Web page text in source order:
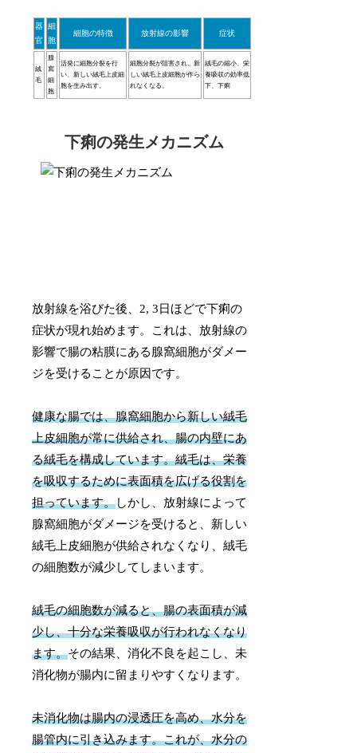
器
官
細
胞
細胞の特徴 放射線の影響 症状
絨
毛
腺
窩
細
胞
活発に細胞分裂を行
い、新しい絨毛上皮細
胞を生み出す。
細胞分裂が阻害され、新
しい絨毛上皮細胞が作ら
れなくなる。
絨毛の縮小、栄
養吸収の効率低
下、下痢
下痢の発生メカニズム
放射線を浴びた後、2, 3日ほどで下痢の
症状が現れ始めます。これは、放射線の
影響で腸の粘膜にある腺窩細胞がダメー
ジを受けることが原因です。
健康な腸では、腺窩細胞から新しい絨毛
上皮細胞が常に供給され、腸の内壁にあ
る絨毛を構成しています。絨毛は、栄養
を吸収するために表面積を広げる役割を
担っています。しかし、放射線によって
腺窩細胞がダメージを受けると、新しい
絨毛上皮細胞が供給されなくなり、絨毛
の細胞数が減少してしまいます。
絨毛の細胞数が減ると、腸の表面積が減
少し、十分な栄養吸収が行われなくなり
ます。その結果、消化不良を起こし、未
消化物が腸内に留まりやすくなります。
未消化物は腸内の浸透圧を高め、水分を
腸管内に引き込みます。これが、水分の